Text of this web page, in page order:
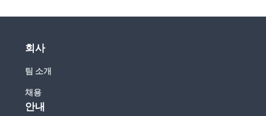
회사
팀 소개
채용
안내